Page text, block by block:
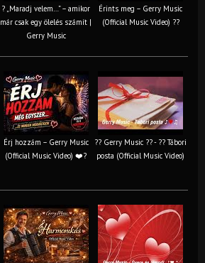
? „Maradj velem…” – amikor
már csak egy ölelés számít |
Gerry Music
Érints meg – Gerry Music
(Official Music Video) ??
Érj hozzám – Gerry Music
(Official Music Video) ❤️?
?? Gerry Music ?? - ?? Tábori
posta (Official Music Video)